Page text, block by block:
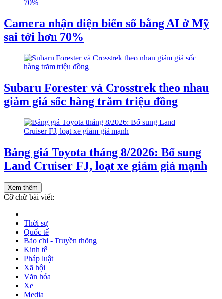
Camera nhận diện biển số bằng AI ở Mỹ
sai tới hơn 70%
Subaru Forester và Crosstrek theo nhau
giảm giá sốc hàng trăm triệu đồng
Bảng giá Toyota tháng 8/2026: Bổ sung
Land Cruiser FJ, loạt xe giảm giá mạnh
Xem thêm
Cỡ chữ bài viết:
Thời sự
Quốc tế
Báo chí - Truyền thông
Kinh tế
Pháp luật
Xã hội
Văn hóa
Xe
Media